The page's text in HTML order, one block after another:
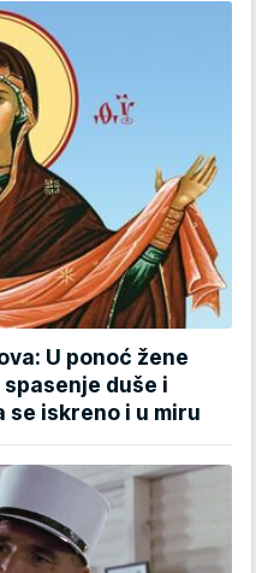
U ponoć žene
duše i
iskreno i u miru